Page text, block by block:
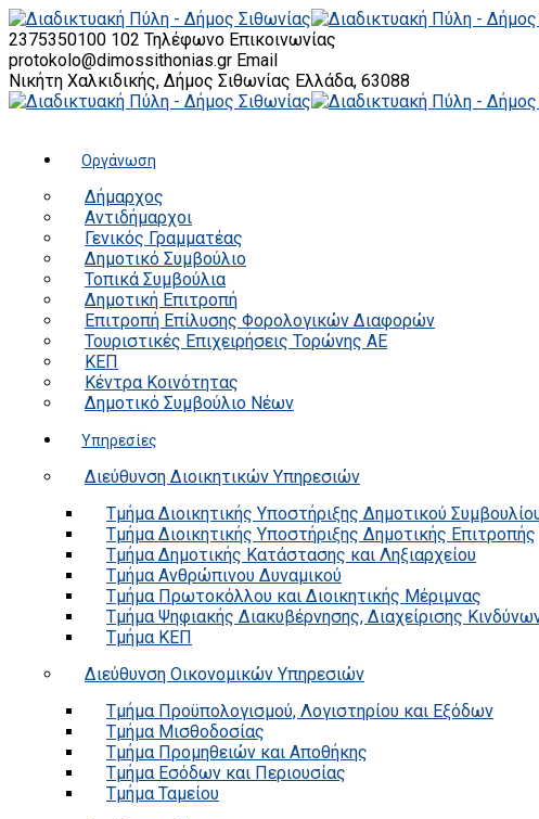
2375350100 102 Τηλέφωνο Επικοινωνίας
protokolo@dimossithonias.gr Email
Νικήτη Χαλκιδικής, Δήμος Σιθωνίας Ελλάδα, 63088
Οργάνωση
Δήμαρχος
Αντιδήμαρχοι
Γενικός Γραμματέας
Δημοτικό Συμβούλιο
Τοπικά Συμβούλια
Δημοτική Επιτροπή
Επιτροπή Επίλυσης Φορολογικών Διαφορών
Τουριστικές Επιχειρήσεις Τορώνης ΑΕ
ΚΕΠ
Κέντρα Κοινότητας
Δημοτικό Συμβούλιο Νέων
Υπηρεσίες
Διεύθυνση Διοικητικών Υπηρεσιών
Τμήμα Διοικητικής Υποστήριξης Δημοτικού
Τμήμα Διοικητικής Υποστήριξης Δημοτικής Επιτροπής
Τμήμα Δημοτικής Κατάστασης και Ληξιαρχείου
Τμήμα Ανθρώπινου Δυναμικού
Τμήμα Πρωτοκόλλου και Διοικητικής Μέριμνας
Τμήμα Ψηφιακής Διακυβέρνησης, Διαχείρισης
Τμήμα ΚΕΠ
Διεύθυνση Οικονομικών Υπηρεσιών
Τμήμα Προϋπολογισμού, Λογιστηρίου και Εξόδων
Τμήμα Μισθοδοσίας
Τμήμα Προμηθειών και Αποθήκης
Τμήμα Εσόδων και Περιουσίας
Τμήμα Ταμείου